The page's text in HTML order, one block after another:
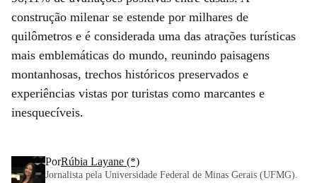
construção milenar se estende por milhares de
quilômetros e é considerada uma das atrações turísticas
mais emblemáticas do mundo, reunindo paisagens
montanhosas, trechos históricos preservados e
experiências vistas por turistas como marcantes e
inesquecíveis.
PorRúbia Layane (*)
Jornalista pela Universidade Federal de Minas Gerais (UFMG).